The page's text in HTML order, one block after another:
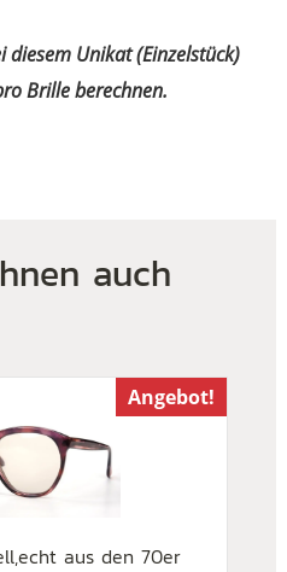
diesem Unikat (Einzelstück)
Brille berechnen.
auch
Angebot!
aus den 70er